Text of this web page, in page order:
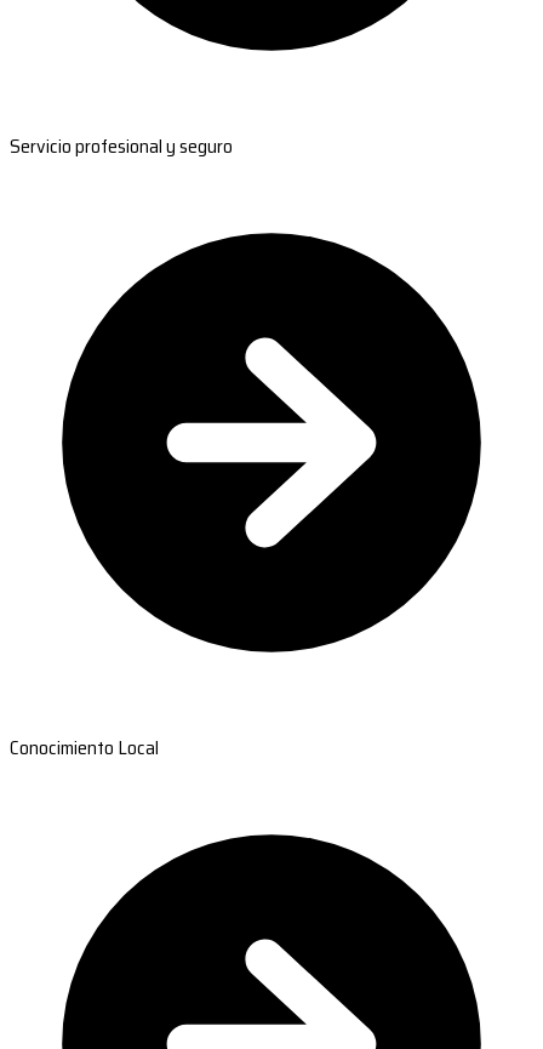
Servicio profesional y seguro
Conocimiento Local